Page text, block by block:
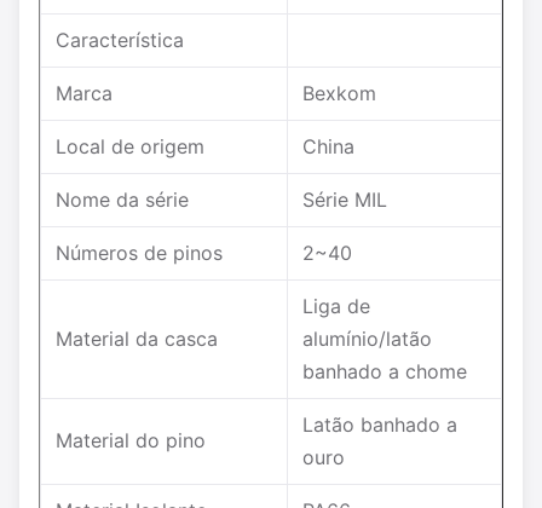
Característica
Marca Bexkom
Local de origem China
Nome da série Série MIL
Números de pinos 2~40
Material da casca
Liga de
alumínio/latão
banhado a chome
Material do pino
Latão banhado a
ouro